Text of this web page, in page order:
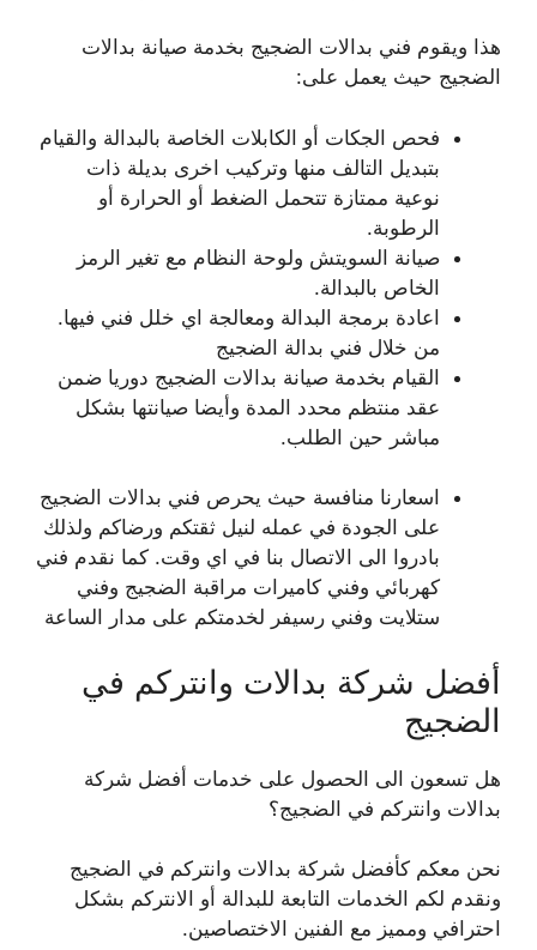
هذا ويقوم فني بدالات الضجيج بخدمة صيانة بدالات
الضجيج حيث يعمل على:
فحص الجكات أو الكابلات الخاصة بالبدالة والقيام
بتبديل التالف منها وتركيب اخرى بديلة ذات
نوعية ممتازة تتحمل الضغط أو الحرارة أو
الرطوبة.
صيانة السويتش ولوحة النظام مع تغير الرمز
الخاص بالبدالة.
اعادة برمجة البدالة ومعالجة اي خلل فني فيها.
من خلال فني بدالة الضجيج
القيام بخدمة صيانة بدالات الضجيج دوريا ضمن
عقد منتظم محدد المدة وأيضا صيانتها بشكل
مباشر حين الطلب.
اسعارنا منافسة حيث يحرص فني بدالات الضجيج
على الجودة في عمله لنيل ثقتكم ورضاكم ولذلك
بادروا الى الاتصال بنا في اي وقت. كما نقدم فني
كهربائي وفني كاميرات مراقبة الضجيج وفني
ستلايت وفني رسيفر لخدمتكم على مدار الساعة
أفضل شركة بدالات وانتركم في
الضجيج
هل تسعون الى الحصول على خدمات أفضل شركة
بدالات وانتركم في الضجيج؟
نحن معكم كأفضل شركة بدالات وانتركم في الضجيج
ونقدم لكم الخدمات التابعة للبدالة أو الانتركم بشكل
احترافي ومميز مع الفنين الاختصاصين.